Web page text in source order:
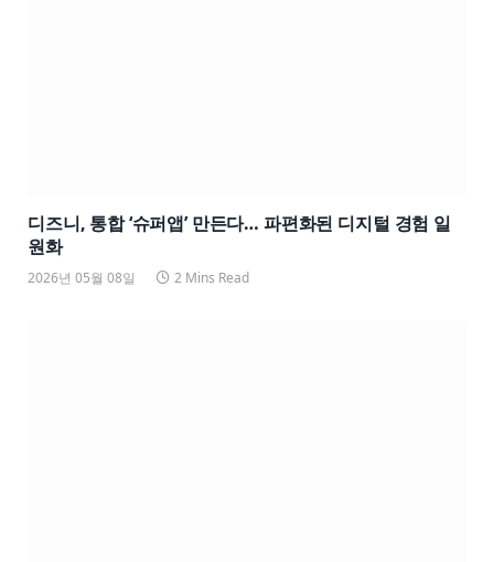
디즈니, 통합 ‘슈퍼앱’ 만든다… 파편화된 디지털 경험 일
원화
2026년 05월 08일 2 Mins Read